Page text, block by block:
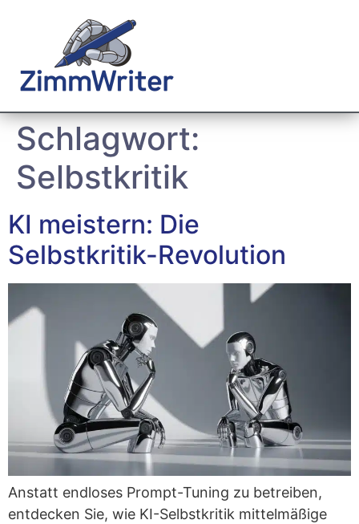
Schlagwort:
Selbstkritik
KI meistern: Die
Selbstkritik-Revolution
Anstatt end­lo­ses Prompt-Tuning zu betrei­ben,
ent­de­cken Sie, wie KI-Selbst­kri­tik mit­tel­mä­ßi­ge